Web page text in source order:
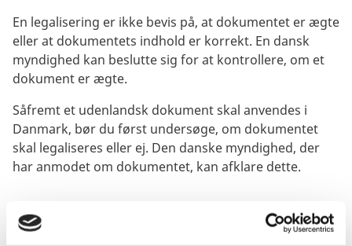
En legalisering er ikke bevis på, at dokumentet er ægte
eller at dokumentets indhold er korrekt. En dansk
myndighed kan beslutte sig for at kontrollere, om et
dokument er ægte.
Såfremt et udenlandsk dokument skal anvendes i
Danmark, bør du først undersøge, om dokumentet
skal legaliseres eller ej. Den danske myndighed, der
har anmodet om dokumentet, kan afklare dette.
Legalisering af dokumenter udstedt i et land
der har tiltrådt Apostille-konventionen